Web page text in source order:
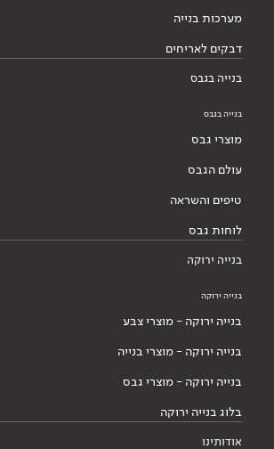
מערכות בנייה
דבקים לאריחים
בנייה בגבס
בנייה בגבס
מוצרי גבס
עולם הגבס
טיפים והשראה
לוחות גבס
בנייה ירוקה
בנייה ירוקה
בנייה ירוקה - מוצרי צבע
בנייה ירוקה - מוצרי בנייה
בנייה ירוקה - מוצרי גבס
בלוג בנייה ירוקה
אודותינו